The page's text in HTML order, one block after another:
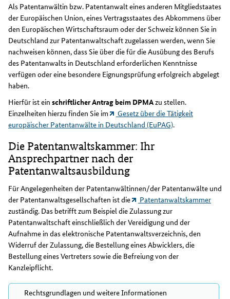
Als Patentanwältin bzw. Patentanwalt eines anderen Mitgliedstaates
der Europäischen Union, eines Vertragsstaates des Abkommens über
den Europäischen Wirtschaftsraum oder der Schweiz können Sie in
Deutschland zur Patentanwaltschaft zugelassen werden, wenn Sie
nachweisen können, dass Sie über die für die Ausübung des Berufs
des Patentanwalts in Deutschland erforderlichen Kenntnisse
verfügen oder eine besondere Eignungsprüfung erfolgreich abgelegt
haben.
Hierfür ist ein schriftlicher Antrag beim DPMAzu stellen.
Einzelheiten hierzu finden Sie im
Gesetz über die Tätigkeit
europäischer Patentanwälte in Deutschland (EuPAG).
Die Patentanwaltskammer: Ihr
Ansprechpartner nach der
Patentanwaltsausbildung
Für Angelegenheiten der Patentanwältinnen/der Patentanwälte und
der Patentanwaltsgesellschaften ist die
Patentanwaltskammer
zuständig. Das betrifft zum Beispiel die Zulassung zur
Patentanwaltschaft einschließlich der Vereidigung und der
Aufnahme in das elektronische Patentanwaltsverzeichnis, den
Widerruf der Zulassung, die Bestellung eines Abwicklers, die
Bestellung eines Vertreters sowie die Befreiung von der
Kanzleipflicht.
Rechtsgrundlagen und weitere Informationen